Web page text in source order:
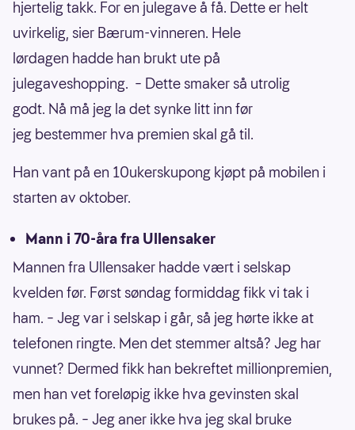
hjertelig takk. For en julegave å få. Dette er helt
uvirkelig, sier Bærum-vinneren. Hele
lørdagen hadde han brukt ute på
julegaveshopping. – Dette smaker så utrolig
godt. Nå må jeg la det synke litt inn før
jeg bestemmer hva premien skal gå til.
Han vant på en 10ukerskupong kjøpt på mobilen i
starten av oktober.
Mann i 70-åra fra Ullensaker
Mannen fra Ullensaker hadde vært i selskap
kvelden før. Først søndag formiddag fikk vi tak i
ham. – Jeg var i selskap i går, så jeg hørte ikke at
telefonen ringte. Men det stemmer altså? Jeg har
vunnet? Dermed fikk han bekreftet millionpremien,
men han vet foreløpig ikke hva gevinsten skal
brukes på. – Jeg aner ikke hva jeg skal bruke